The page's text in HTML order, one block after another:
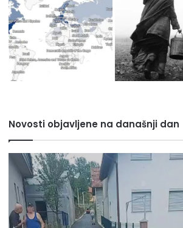
Novosti objavljene na današnji dan